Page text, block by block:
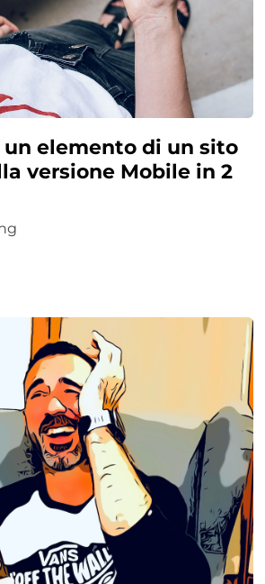
un elemento di un sito
versione Mobile in 2